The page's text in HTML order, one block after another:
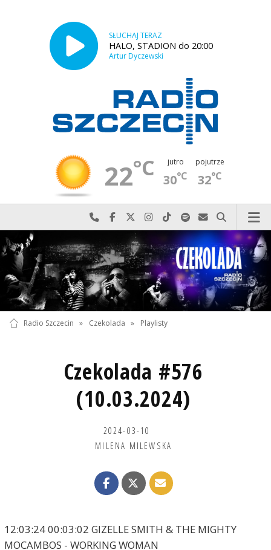
SŁUCHAJ TERAZ
HALO, STADION do 20:00
Artur Dyczewski
22°C jutro
30°C
pojutrze
32°C
Najlepiej po prostu do nas zadzwoń
Odwiedź nas na Facebook-u
Odwiedź nas na X
Odwiedź nas na Instagram-ie
Odwiedź nas na TikTok-u
Szukaj nas na Spotify
Wyślij do nas
Szukaj
Radio Szczecin » Czekolada » Playlisty
Czekolada #576
(10.03.2024)
2024-03-10
MILENA MILEWSKA
12:03:24 00:03:02 GIZELLE SMITH & THE MIGHTY
MOCAMBOS - WORKING WOMAN